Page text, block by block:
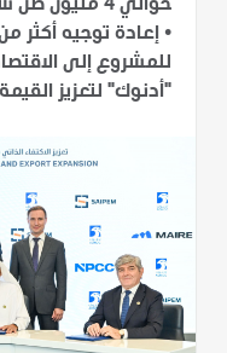
حوالي 4 مليون طن سنوياً
•
للمشروع إلى
"أدنوك" لتعزيز